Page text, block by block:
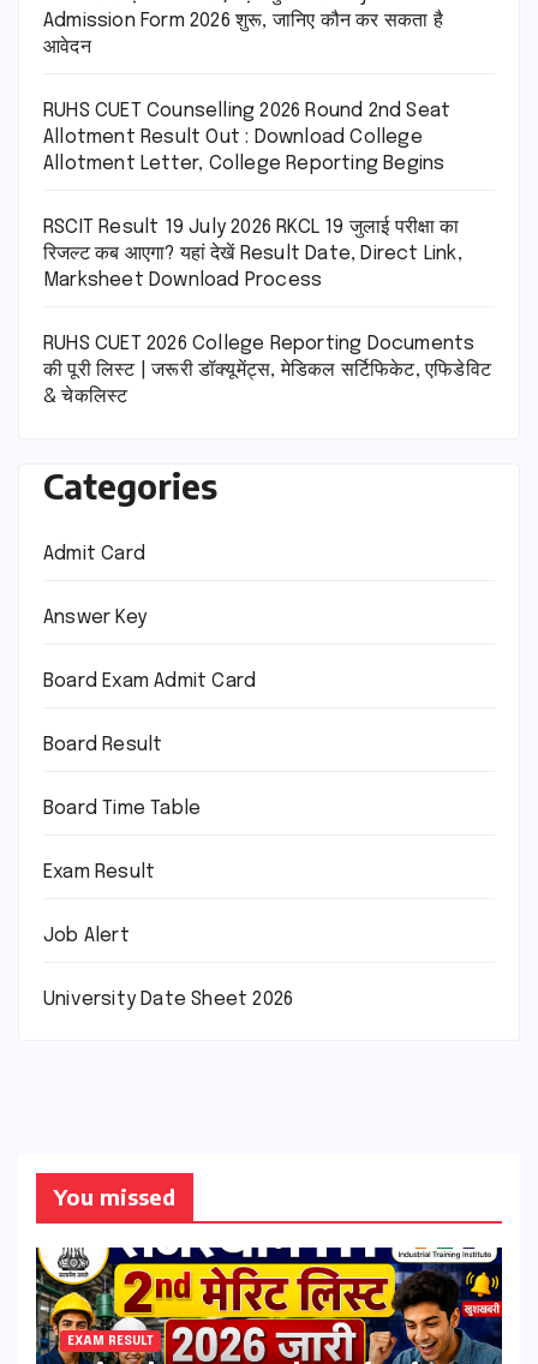
Admission Form 2026 शुरू, जानिए कौन कर सकता है
आवेदन
RUHS CUET Counselling 2026 Round 2nd Seat
Allotment Result Out : Download College
Allotment Letter, College Reporting Begins
RSCIT Result 19 July 2026 RKCL 19 जुलाई परीक्षा का
रिजल्ट कब आएगा? यहां देखें Result Date, Direct Link,
Marksheet Download Process
RUHS CUET 2026 College Reporting Documents
की पूरी लिस्ट | जरूरी डॉक्यूमेंट्स, मेडिकल सर्टिफिकेट, एफिडेविट
& चेकलिस्ट
Categories
Admit Card
Answer Key
Board Exam Admit Card
Board Result
Board Time Table
Exam Result
Job Alert
University Date Sheet 2026
You missed
EXAM RESULT